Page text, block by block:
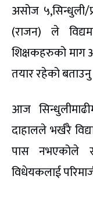
असोज ५,सिन्धुली/
(राजन) ले
शिक्षकहरुको माग
तयार रहेको
आज
दाहालले भर्खरै
पास नभएकोले
विधेयकलाई